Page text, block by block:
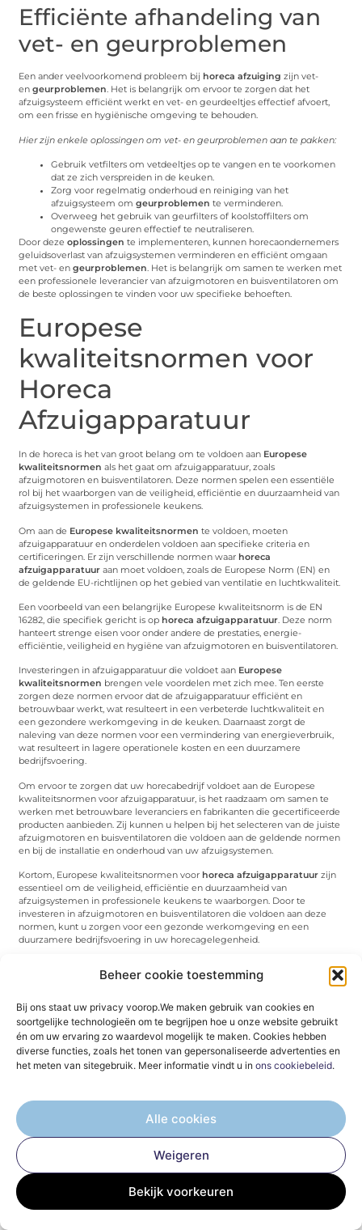
Beheer cookie toestemming
Bij ons staat uw privacy voorop.We maken gebruik van cookies en
soortgelijke technologieën om te begrijpen hoe u onze website gebruikt
én om uw ervaring zo waardevol mogelijk te maken. Cookies hebben
diverse functies, zoals het tonen van gepersonaliseerde advertenties en
het meten van sitegebruik. Meer informatie vindt u in ons cookiebeleid.
Alle cookies
Weigeren
Bekijk voorkeuren
Efficiënte afhandeling van
vet- en geurproblemen
Een ander veelvoorkomend probleem bij horeca afzuiging zijn vet-
engeurproblemen. Het is belangrijk om ervoor te zorgen dat het
afzuigsysteem efficiënt werkt en vet- en geurdeeltjes effectief afvoert,
om een frisse en hygiënische omgeving te behouden.
Hier zijn enkele oplossingen om vet- en geurproblemen aan te pakken:
Gebruik vetfilters om vetdeeltjes op te vangen en te voorkomen
dat ze zich verspreiden in de keuken.
Zorg voor regelmatig onderhoud en reiniging van het
afzuigsysteem omgeurproblemen te verminderen.
Overweeg het gebruik van geurfilters of koolstoffilters om
ongewenste geuren effectief te neutraliseren.
Door dezeoplossingen te implementeren, kunnen horecaondernemers
geluidsoverlast van afzuigsystemen verminderen en efficiënt omgaan
met vet- engeurproblemen. Het is belangrijk om samen te werken met
een professionele leverancier van afzuigmotoren en buisventilatoren om
de beste oplossingen te vinden voor uw specifieke behoeften.
Europese
kwaliteitsnormen voor
Horeca
Afzuigapparatuur
In de horeca is het van groot belang om te voldoen aan Europese
kwaliteitsnormen als het gaat om afzuigapparatuur, zoals
afzuigmotoren en buisventilatoren. Deze normen spelen een essentiële
rol bij het waarborgen van de veiligheid, efficiëntie en duurzaamheid van
afzuigsystemen in professionele keukens.
Om aan de Europese kwaliteitsnormen te voldoen, moeten
afzuigapparatuur en onderdelen voldoen aan specifieke criteria en
certificeringen. Er zijn verschillende normen waar horeca
afzuigapparatuur aan moet voldoen, zoals de Europese Norm (EN) en
de geldende EU-richtlijnen op het gebied van ventilatie en luchtkwaliteit.
Een voorbeeld van een belangrijke Europese kwaliteitsnorm is de EN
16282, die specifiek gericht is op horeca afzuigapparatuur. Deze norm
hanteert strenge eisen voor onder andere de prestaties, energie-
efficiëntie, veiligheid en hygiëne van afzuigmotoren en buisventilatoren.
Investeringen in afzuigapparatuur die voldoet aan Europese
kwaliteitsnormen brengen vele voordelen met zich mee. Ten eerste
zorgen deze normen ervoor dat de afzuigapparatuur efficiënt en
betrouwbaar werkt, wat resulteert in een verbeterde luchtkwaliteit en
een gezondere werkomgeving in de keuken. Daarnaast zorgt de
naleving van deze normen voor een vermindering van energieverbruik,
wat resulteert in lagere operationele kosten en een duurzamere
bedrijfsvoering.
Om ervoor te zorgen dat uw horecabedrijf voldoet aan de Europese
kwaliteitsnormen voor afzuigapparatuur, is het raadzaam om samen te
werken met betrouwbare leveranciers en fabrikanten die gecertificeerde
producten aanbieden. Zij kunnen u helpen bij het selecteren van de juiste
afzuigmotoren en buisventilatoren die voldoen aan de geldende normen
en bij de installatie en onderhoud van uw afzuigsystemen.
Kortom, Europese kwaliteitsnormen voor horeca afzuigapparatuur zijn
essentieel om de veiligheid, efficiëntie en duurzaamheid van
afzuigsystemen in professionele keukens te waarborgen. Door te
investeren in afzuigmotoren en buisventilatoren die voldoen aan deze
normen, kunt u zorgen voor een gezonde werkomgeving en een
duurzamere bedrijfsvoering in uw horecagelegenheid.
Conclusie
Na een grondige verkenning van afzuigmotoren en buisventilatoren
voorafzuiging in de horeca, kunnen we concluderen dat deze apparaten
van cruciaal belang zijn voor professionele keukens. Dankzij de goede
afzuiging die deze systemen bieden, kunnen horecagelegenheden de
luchtkwaliteit, hygiëne en het comfort in hun keukens verbeteren.
waardoor een gezonde werkomgeving wordt gecreëerd voor het
keukenpersoneel. Bij het kiezen van de beste afzuigmotor voor een
restaurant is het essentieel om rekening te houden met criteria zoals
capaciteit, geluidsniveau en energiezuinigheid.
We hebben ook gekeken naar bewezen merken en modellen, zoals
, Fischbach en Rosenberg, die betrouwbaarheid en
prestaties bieden in de horeca. Deze merken staan bekend om hun
hoogwaardige afzuigmotoren die voldoen aan de Europese